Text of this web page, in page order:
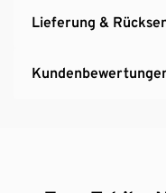
Lieferung &